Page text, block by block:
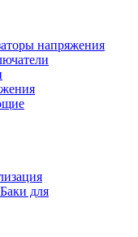
напряжения
Баки для